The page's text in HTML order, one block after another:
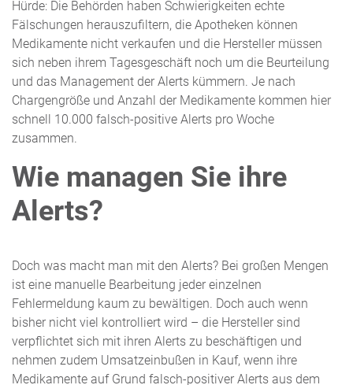
Hürde: Die Behörden haben Schwierigkeiten echte
Fälschungen herauszufiltern, die Apotheken können
Medikamente nicht verkaufen und die Hersteller müssen
sich neben ihrem Tagesgeschäft noch um die Beurteilung
und das Management der Alerts kümmern. Je nach
Chargengröße und Anzahl der Medikamente kommen hier
schnell 10.000 falsch-positive Alerts pro Woche
zusammen.
Wie managen Sie ihre
Alerts?
Doch was macht man mit den Alerts? Bei großen Mengen
ist eine manuelle Bearbeitung jeder einzelnen
Fehlermeldung kaum zu bewältigen. Doch auch wenn
bisher nicht viel kontrolliert wird – die Hersteller sind
verpflichtet sich mit ihren Alerts zu beschäftigen und
nehmen zudem Umsatzeinbußen in Kauf, wenn ihre
Medikamente auf Grund falsch-positiver Alerts aus dem